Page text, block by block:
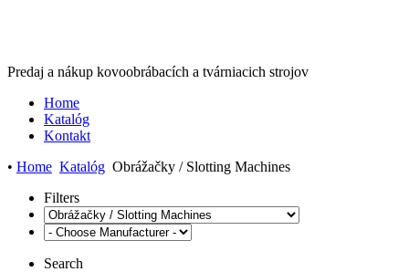
Predaj a nákup kovoobrábacích a tvárniacich strojov
Home
Katalóg
Kontakt
• Home Katalóg Obrážačky / Slotting Machines
Filters
Search